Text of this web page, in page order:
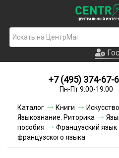
Условия
Условия
+7 (495) 374-67-
Пн-Пт 9:00-19:00
Каталог Книги
Языкознание. Риторика
пособия
Французский язык
французского языка